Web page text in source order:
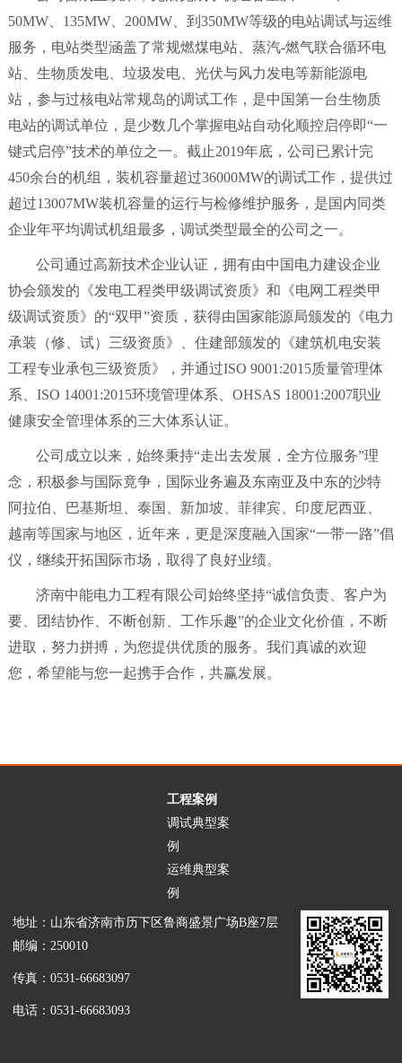
50MW、135MW、200MW、到350MW等级的电站调试与运维
服务，电站类型涵盖了常规燃煤电站、蒸汽-燃气联合循环电
站、生物质发电、垃圾发电、光伏与风力发电等新能源电
站，参与过核电站常规岛的调试工作，是中国第一台生物质
电站的调试单位，是少数几个掌握电站自动化顺控启停即“一
键式启停”技术的单位之一。截止2019年底，公司已累计完
450余台的机组，装机容量超过36000MW的调试工作，提供过
超过13007MW装机容量的运行与检修维护服务，是国内同类
企业年平均调试机组最多，调试类型最全的公司之一。
公司通过高新技术企业认证，拥有由中国电力建设企业
协会颁发的《发电工程类甲级调试资质》和《电网工程类甲
级调试资质》的“双甲”资质，获得由国家能源局颁发的《电力
承装（修、试）三级资质》、住建部颁发的《建筑机电安装
工程专业承包三级资质》，并通过ISO 9001:2015质量管理体
系、ISO 14001:2015环境管理体系、OHSAS 18001:2007职业
健康安全管理体系的三大体系认证。
公司成立以来，始终秉持“走出去发展，全方位服务”理
念，积极参与国际竟争，国际业务遍及东南亚及中东的沙特
阿拉伯、巴基斯坦、泰国、新加坡、菲律宾、印度尼西亚、
越南等国家与地区，近年来，更是深度融入国家“一带一路”倡
仪，继续开拓国际市场，取得了良好业绩。
济南中能电力工程有限公司始终坚持“诚信负责、客户为
要、团结协作、不断创新、工作乐趣”的企业文化价值，不断
进取，努力拼搏，为您提供优质的服务。我们真诚的欢迎
您，希望能与您一起携手合作，共赢发展。
工程案例
调试典型案
例
运维典型案
例
地址：山东省济南市历下区鲁商盛景广场B座7层
邮编：250010
传真：0531-66683097
电话：0531-66683093